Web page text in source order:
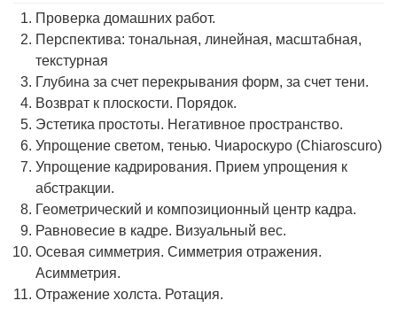
Проверка домашних работ.
Перспектива: тональная, линейная, масштабная,
текстурная
Глубина за счет перекрывания форм, за счет тени.
Возврат к плоскости. Порядок.
Эстетика простоты. Негативное пространство.
Упрощение светом, тенью. Чиароскуро (Chiaroscuro)
Упрощение кадрирования. Прием упрощения к
абстракции.
Геометрический и композиционный центр кадра.
Равновесие в кадре. Визуальный вес.
Осевая симметрия. Симметрия отражения.
Асимметрия.
Отражение холста. Ротация.